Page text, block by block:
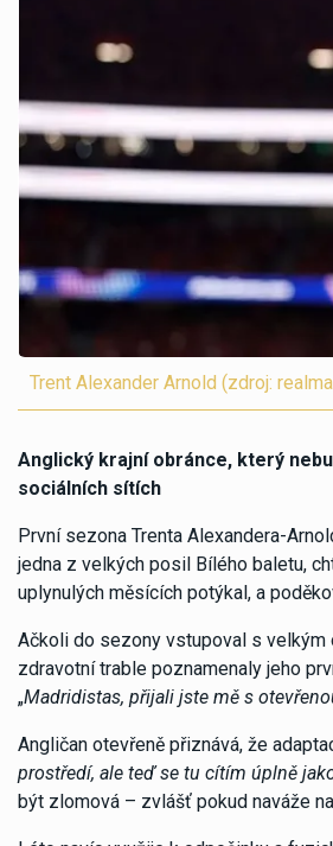
Trent Alexander Arnold (zdroj:
Anglický krajní obránce, který
sociálních sítích
První sezona Trenta Alexandera-
jedna z velkých posil Bílého baletu,
uplynulých měsících potýkal, a
Ačkoli do sezony vstupoval s velkým
zdravotní trable poznamenaly jeho
„Madridistas, přijali jste mě s
Angličan otevřeně přiznává, že
prostředí, ale teď se tu cítím úplně
být zlomová – zvlášť pokud naváže